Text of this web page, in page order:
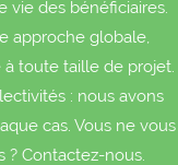
vie des bénéficiaires.
approche globale,
toute taille de projet.
: nous avons
cas. Vous ne vous
? Contactez-nous.